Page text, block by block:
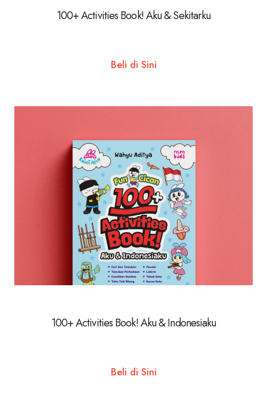
100+ Activities Book! Aku & Sekitarku
Beli di Sini
100+ Activities Book! Aku & Indonesiaku
Beli di Sini